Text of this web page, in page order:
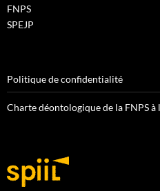
FNPS
SPEJP
Politique de confidentialité
Charte déontologique de la FNPS à